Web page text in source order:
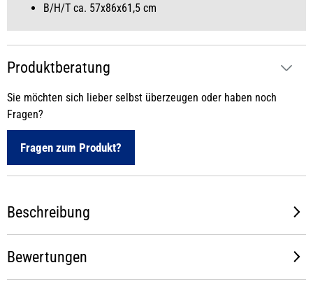
B/H/T ca. 57x86x61,5 cm
Produktberatung
Sie möchten sich lieber selbst überzeugen oder haben noch
Fragen?
Fragen zum Produkt?
Beschreibung
Bewertungen